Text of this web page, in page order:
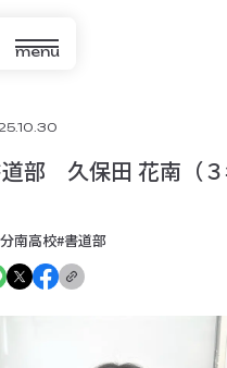
menu
道部 久保田 花南（
南高校#書道部